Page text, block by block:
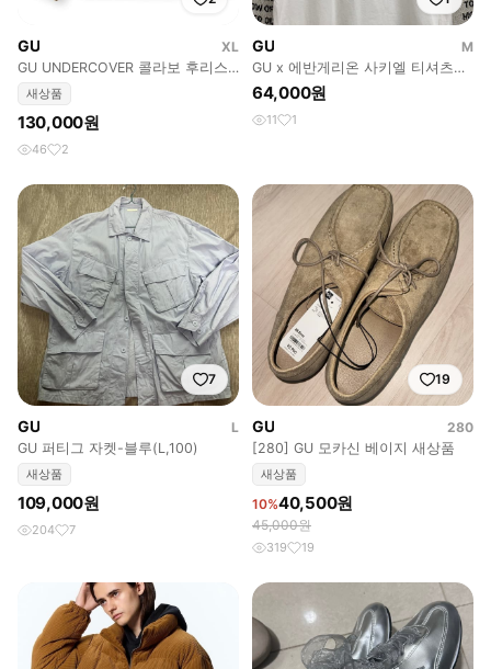
GU
XL
GU UNDERCOVER 콜라보 후리스
자켓 브라운 XL사이즈 새제품
새상품
130,000원
46 2
GU
M
GU x 에반게리온 사키엘 티셔츠
(M)
64,000원
11 1
7
GU
L
GU 퍼티그 자켓-블루(L,100)
새상품
109,000원
204 7
19
GU
280
[280] GU 모카신 베이지 새상품
새상품
10%40,500원
45,000원
319 19